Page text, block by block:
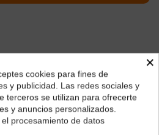
butadieno estireno
x ancho x alto 28 x 2.2 x 28
recibir tu pedido?
para mostrarte los precios e
para tu región.
×
cookies para fines de
y publicidad. Las redes sociales y
terceros se utilizan para ofrecerte
y anuncios personalizados.
procesamiento de datos